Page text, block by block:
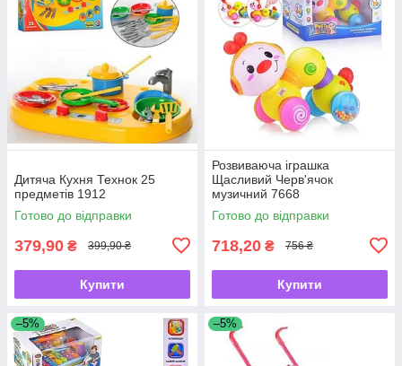
Дитяча Кухня Технок 25
предметів 1912
Готово до відправки
379,90 ₴ 399,90 ₴
Купити
Розвиваюча іграшка
Щасливий Черв'ячок
музичний 7668
Готово до відправки
718,20 ₴ 756 ₴
Купити
–5% –5%